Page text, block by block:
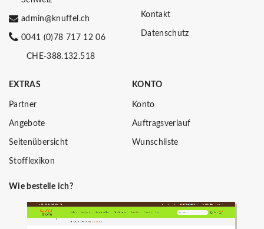
admin@knuffel.ch
0041 (0)78 717 12 06
CHE-388.132.518
Kontakt
Datenschutz
EXTRAS
Partner
Angebote
Seitenübersicht
Stofflexikon
KONTO
Konto
Auftragsverlauf
Wunschliste
Wie bestelle ich?